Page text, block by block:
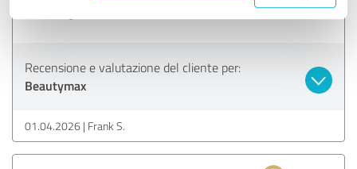
Recensione e valutazione del cliente per:
Beautymax
01.04.2026 Frank S.